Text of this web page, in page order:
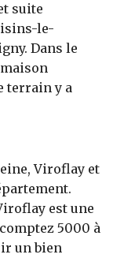
suite
le-
Dans le
terrain y a
Viroflay et
est une
5000 à
un bien